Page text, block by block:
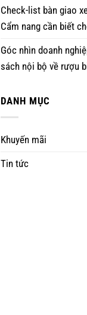
Check-list bàn giao
Cẩm nang cần biết
Góc nhìn doanh
sách nội bộ về rượu
DANH MỤC
Khuyến mãi
Tin tức